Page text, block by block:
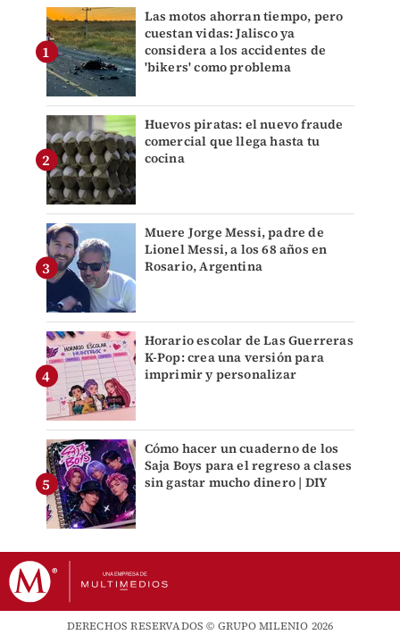
Las motos ahorran tiempo, pero
cuestan vidas: Jalisco ya
considera a los accidentes de
'bikers' como problema
Huevos piratas: el nuevo fraude
comercial que llega hasta tu
cocina
Muere Jorge Messi, padre de
Lionel Messi, a los 68 años en
Rosario, Argentina
Horario escolar de Las Guerreras
K-Pop: crea una versión para
imprimir y personalizar
Cómo hacer un cuaderno de los
Saja Boys para el regreso a clases
sin gastar mucho dinero | DIY
DERECHOS RESERVADOS © GRUPO MILENIO 2026